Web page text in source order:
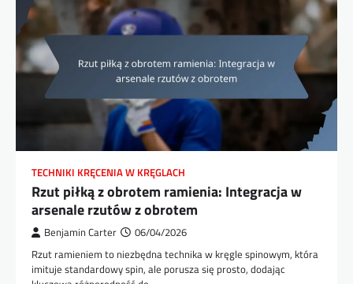
TECHNIKI KRĘCENIA W KRĘGLACH
Rzut piłką z obrotem ramienia: Integracja w
arsenale rzutów z obrotem
Benjamin Carter 06/04/2026
Rzut ramieniem to niezbędna technika w kręgle spinowym, która
imituje standardowy spin, ale porusza się prosto, dodając